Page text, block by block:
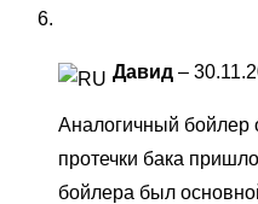
Давид –
Аналогичный бойлер
протечки бака
бойлера был